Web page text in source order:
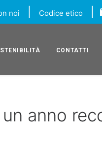
noi Codice etico
CONTATTI
anno